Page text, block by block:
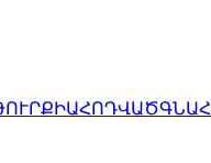
ՀՈԴՎԱԾ